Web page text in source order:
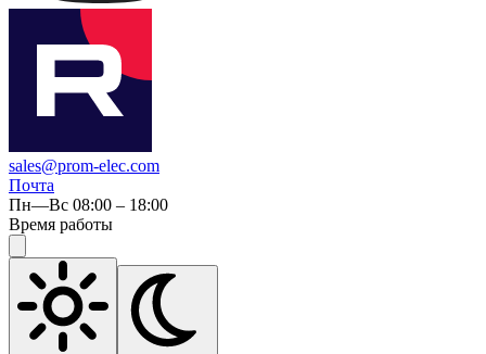
sales@prom-elec.com
Почта
Пн—Вс 08:00 – 18:00
Время работы